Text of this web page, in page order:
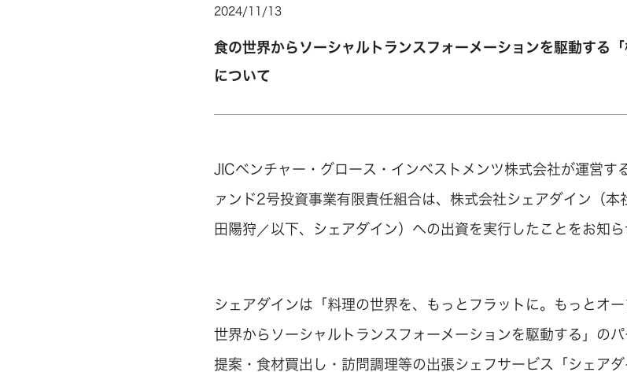
2024/ 11 / 13
食の世界からソーシャルトランスフォーメーションを駆動する
について
JICベンチャー・グロース・インベストメンツ株式会社が運営す
ァンド2号投資事業有限責任組合は、株式会社シェアダイン（
田陽狩／以下、シェアダイン）への出資を実行したことをお知ら
シェアダインは「料理の世界を、もっとフラットに。もっとオ
世界からソーシャルトランスフォーメーションを駆動する」の
提案・食材買出し・訪問調理等の出張シェフサービス「シェア